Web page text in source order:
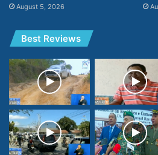
August 5, 2026
Best Reviews